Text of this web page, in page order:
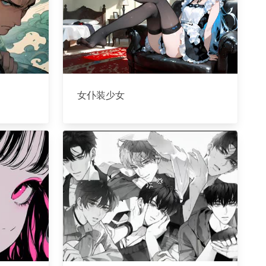
女仆装少女